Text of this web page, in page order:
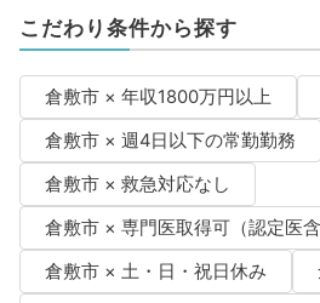
こだわり条件から探す
倉敷市 × 年収1800万円以上
倉敷市 × 週4日以下の常勤勤務
倉敷市 × 救急対応なし
倉敷市 × 専門医取得可（認定医含
倉敷市 × 土・日・祝日休み